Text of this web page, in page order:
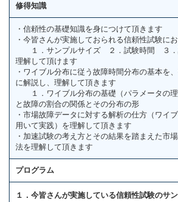
修得知識
・信頼性の基礎知識を身につけて頂きます
・今皆さんが実施しておられる信頼性試験に
１．サンプルサイズ ２．試験時間 ３．
理解して頂けます
・ワイブル分布に従う故障時間分布の基本を
に解説し、理解して頂きます
１．ワイブル分布の基礎（パラメータの
と故障の割合の関係とその分布の形
・市場故障データに対する解析の仕方（ワイ
用いて実践）を理解して頂きます
・加速試験の考え方とその結果を踏まえた市
法を理解して頂きます
プログラム
１．今皆さんが実施している信頼性試験のサ